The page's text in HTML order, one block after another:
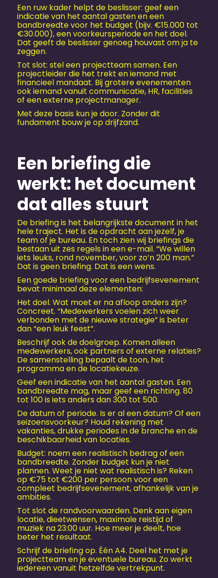
Een ruw kader helpt de beslisser: geef een
indicatie van het aantal gasten en een
bandbreedte voor het budget (bijv. €15.000 tot
€30.000), een voorkeursperiode en het doel.
Dat geeft de beslisser genoeg houvast om ja te
zeggen.
Tot slot: stel een projectteam samen. Een
projectleider die het trekt en iemand met
financieel mandaat. Bij grotere evenementen
ook iemand vanuit communicatie, HR, facilities
of een externe projectmanager.
Met deze basis kun je door. Zonder dit
fundament bouw je op drijfzand.
Een briefing die
werkt: het document
dat alles stuurt
De briefing is het belangrijkste document in het
hele traject. Het is de opdracht aan jezelf, je
team of je bureau. En toch zien wij briefings die
bestaan uit zes regels in een e-mail. “We willen
iets leuks, rond november, voor zo’n 200 man.”
Dat is geen briefing. Dat is een wens.
Een goede briefing voor een bedrijfs­evenement
bevat minimaal deze elementen:
Het doel. Wat moet er na afloop anders zijn?
Concreet. “Medewerkers voelen zich weer
verbonden met de nieuwe strategie” is beter
dan “een leuk feest”.
Beschrijf ook de doelgroep. Komen alleen
medewerkers, ook partners of externe relaties?
De samenstelling bepaalt de toon, het
programma en de locatiekeuze.
Geef een indicatie van het aantal gasten. Een
bandbreedte mag, maar geef een richting. 80
tot 100 is iets anders dan 300 tot 500.
De datum of periode. Is er al een datum? Of een
seizoensvoorkeur? Houd rekening met
vakanties, drukke periodes in de branche en de
beschikbaarheid van locaties.
Budget: noem een realistisch bedrag of een
bandbreedte. Zonder budget kun je niet
plannen. Weet je niet wat realistisch is? Reken
op €75 tot €200 per persoon voor een
compleet bedrijfs­evenement, afhankelijk van je
ambities.
Tot slot de randvoorwaarden. Denk aan eigen
locatie, dieetwensen, maximale reistijd of
muziek na 23:00 uur. Hoe meer je deelt, hoe
beter het resultaat.
Schrijf de briefing op. Één A4. Deel het met je
projectteam en je eventuele bureau. Zo werkt
iedereen vanuit hetzelfde vertrekpunt.